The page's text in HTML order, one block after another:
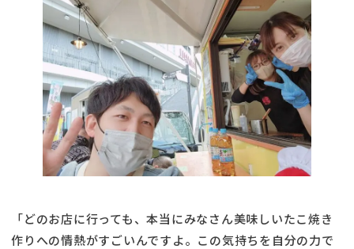
「どのお店に行っても、本当にみなさん美味しいたこ焼き
作りへの情熱がすごいんですよ。この気持ちを自分の力で